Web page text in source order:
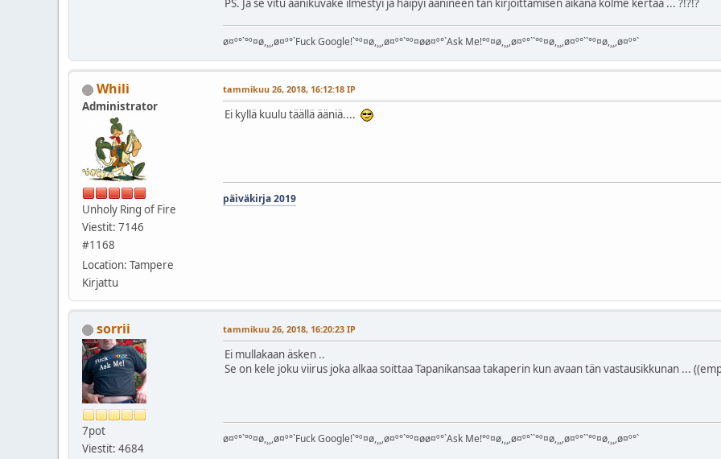
PS. Ja se vitu äänikuvake ilmestyi ja häipyi äänineen tän kirjoittamisen aikana kolme kertaa ... ?!?!?
ø¤º°`°º¤ø,¸¸,ø¤º°`Fuck Google!`°º¤ø,¸¸,ø¤º°`°º¤øø¤º°`Ask Me!°º¤ø,¸¸,ø¤º°``°º¤ø,¸¸,ø¤º°``°º¤ø,¸¸,ø¤º°`
Whili
Administrator
Unholy Ring of Fire
Viestit: 7146
#1168
Location: Tampere
Kirjattu
tammikuu 26, 2018, 16:12:18 IP
Ei kyllä kuulu täällä ääniä....
päiväkirja 2019
sorrii
7pot
Viestit: 4684
tammikuu 26, 2018, 16:20:23 IP
Ei mullakaan äsken ..
Se on kele joku viirus joka alkaa soittaa Tapanikansaa takaperin kun avaan tän vastausikkunan ...
ø¤º°`°º¤ø,¸¸,ø¤º°`Fuck Google!`°º¤ø,¸¸,ø¤º°`°º¤øø¤º°`Ask Me!°º¤ø,¸¸,ø¤º°``°º¤ø,¸¸,ø¤º°``°º¤ø,¸¸,ø¤º°`